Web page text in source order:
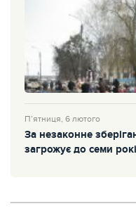
П’ятниця, 6 лютого
За незаконне
загрожує до семи